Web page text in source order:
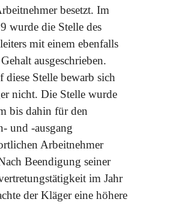
besetzt. Im
wurde die Stelle des
mit einem ebenfalls
ausgeschrieben.
diese Stelle bewarb sich
nicht. Die Stelle wurde
bis dahin für den
und -ausgang
Arbeitnehmer
Beendigung seiner
im Jahr
der Kläger eine höhere